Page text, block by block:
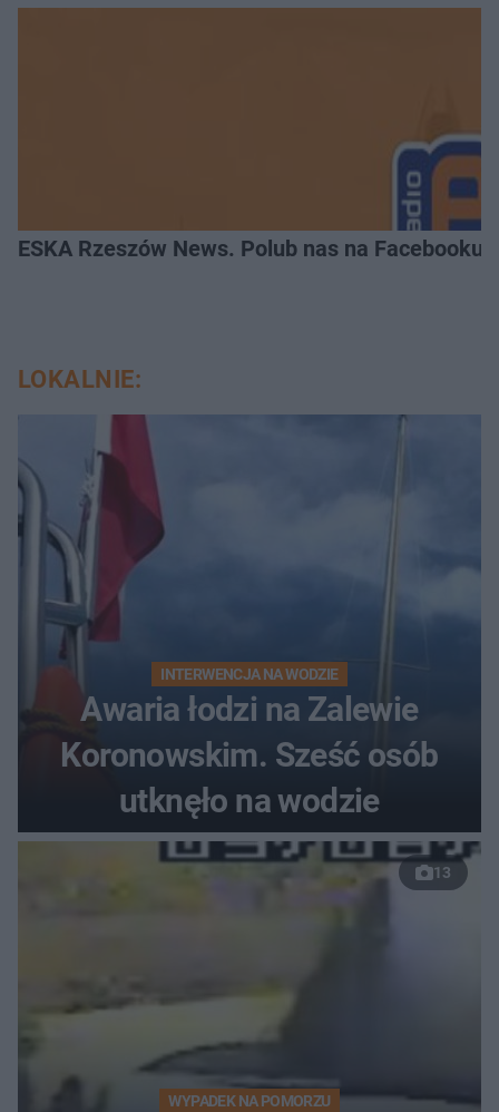
ESKA Rzeszów News. Polub nas na Facebooku!
LOKALNIE:
INTERWENCJA NA WODZIE
Awaria łodzi na Zalewie
Koronowskim. Sześć osób
utknęło na wodzie
13
WYPADEK NA POMORZU